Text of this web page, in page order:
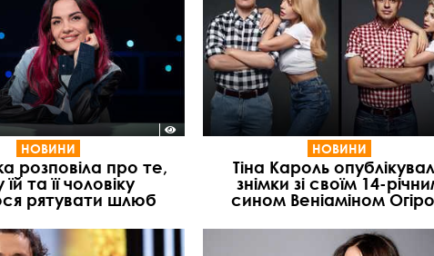
НОВИНИ
розповіла про те,
та її чоловіку
рятувати шлюб
НОВИНИ
Тіна Кароль
знімки зі своїм 14-
сином Веніаміном